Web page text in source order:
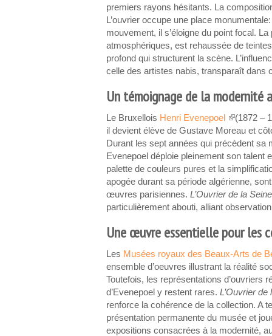
premiers rayons hésitants. La
L’ouvrier occupe une place
mouvement, il s’éloigne du point focal.
atmosphériques, est rehaussée de
profond qui structurent la scène.
celle des artistes nabis, transparaît dans
Un témoignage de la modernité
Le Bruxellois Henri Evenepoel (link is
(1872 –
il devient élève de Gustave Moreau et
Durant les sept années qui précèdent sa
Evenepoel déploie pleinement son talent
palette de couleurs pures et la
apogée durant sa période algérienne,
œuvres parisiennes. L’Ouvrier de la Seine
particulièrement abouti, alliant
Une œuvre essentielle pour les
Les Musées royaux des Beaux-Arts de
ensemble d’oeuvres illustrant la réalité
Toutefois, les représentations d’ouvriers
d’Evenepoel y restent rares. L’Ouvrier
renforce la cohérence de la collection. A
présentation permanente du musée et
expositions consacrées à la modernité,